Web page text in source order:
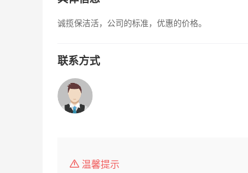
诚揽保洁活，公司的标准，优惠的价格。
联系方式
温馨提示